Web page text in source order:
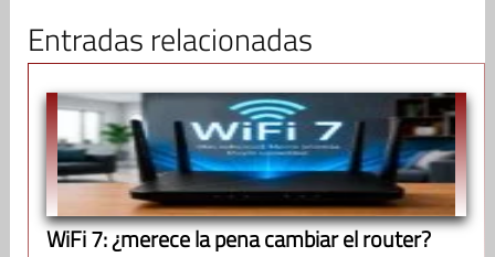
Entradas relacionadas
WiFi 7: ¿merece la pena cambiar el router?